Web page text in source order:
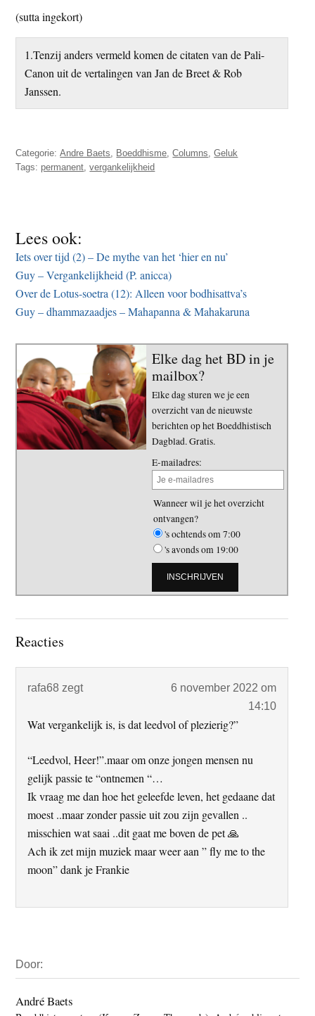
(sutta ingekort)
1.Tenzij anders vermeld komen de citaten van de Pali-
Canon uit de vertalingen van Jan de Breet & Rob
Janssen.
Categorie:Andre Baets, Boeddhisme,Columns,Geluk
Tags: permanent,vergankelijkheid
Lees ook:
Iets over tijd (2) – De mythe van het ‘hier en nu’
Guy – Vergankelijkheid (P. anicca)
Over de Lotus-soetra (12): Alleen voor bodhisattva’s
Guy – dhammazaadjes – Mahapanna & Mahakaruna
Elke dag het BD in je
mailbox?
Elke dag sturen we je een
overzicht van de nieuwste
berichten op het Boeddhistisch
Dagblad. Gratis.
E-mailadres:
Wanneer wil je het overzicht
ontvangen?
's ochtends om 7:00
's avonds om 19:00
Lees
Reacties
rafa68 zegt
6 november 2022 om
14:10
Wat vergankelijk is, is dat leedvol of plezierig?”
“Leedvol, Heer!”.maar om onze jongen mensen nu
gelijk passie te “ontnemen “…
Ik vraag me dan hoe het geleefde leven, het gedaane dat
moest ..maar zonder passie uit zou zijn gevallen ..
misschien wat saai ..dit gaat me boven de pet 🙏
Ach ik zet mijn muziek maar weer aan ” fly me to the
moon” dank je Frankie
Sidebar
Door:
André Baets